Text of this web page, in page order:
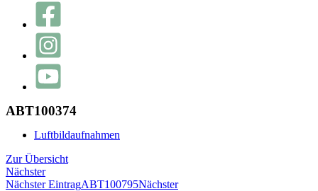
ABT100374
Luftbildaufnahmen
Zur Übersicht
Nächster
Nächster EintragABT100795Nächster